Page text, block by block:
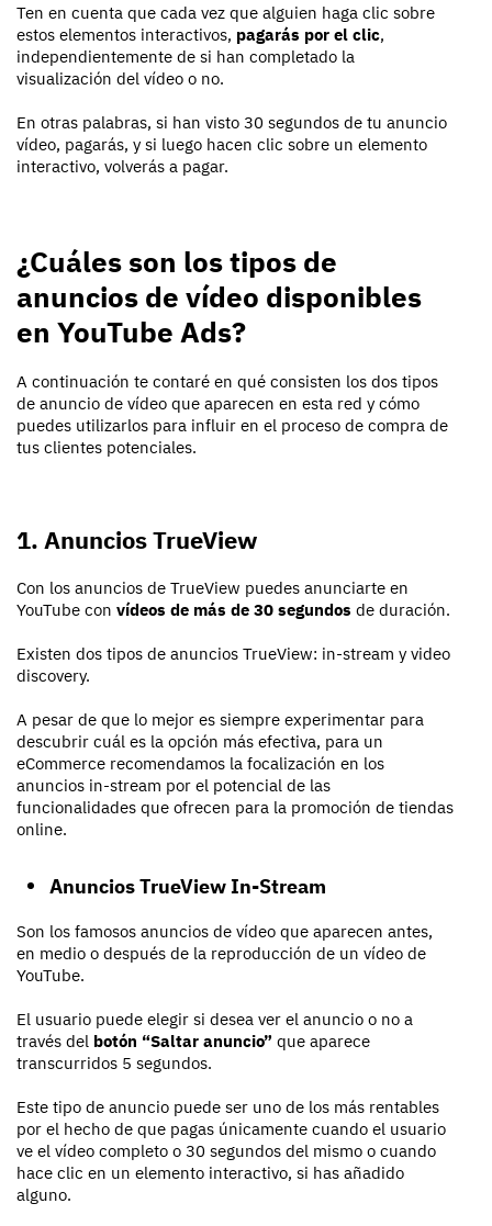
Ten en cuenta que cada vez que alguien haga clic sobre
estos elementos interactivos, pagarás por el clic,
independientemente de si han completado la
visualización del vídeo o no.
En otras palabras, si han visto 30 segundos de tu anuncio
vídeo, pagarás, y si luego hacen clic sobre un elemento
interactivo, volverás a pagar.
¿Cuáles son los tipos de
anuncios de vídeo disponibles
en YouTube Ads?
A continuación te contaré en qué consisten los dos tipos
de anuncio de vídeo que aparecen en esta red y cómo
puedes utilizarlos para influir en el proceso de compra de
tus clientes potenciales.
1. Anuncios TrueView
Con los anuncios de TrueView puedes anunciarte en
YouTube con vídeos de más de 30 segundos de duración.
Existen dos tipos de anuncios TrueView: in-stream y video
discovery.
A pesar de que lo mejor es siempre experimentar para
descubrir cuál es la opción más efectiva, para un
eCommerce recomendamos la focalización en los
anuncios in-stream por el potencial de las
funcionalidades que ofrecen para la promoción de tiendas
online.
Anuncios TrueView In-Stream
Son los famosos anuncios de vídeo que aparecen antes,
en medio o después de la reproducción de un vídeo de
YouTube.
El usuario puede elegir si desea ver el anuncio o no a
través del botón “Saltar anuncio” que aparece
transcurridos 5 segundos.
Este tipo de anuncio puede ser uno de los más rentables
por el hecho de que pagas únicamente cuando el usuario
ve el vídeo completo o 30 segundos del mismo o cuando
hace clic en un elemento interactivo, si has añadido
alguno.